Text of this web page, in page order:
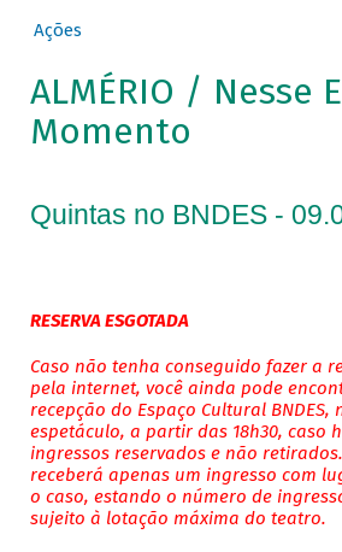
Ações
ALMÉRIO / Nesse
Momento
Quintas no BNDES -
RESERVA ESGOTADA
Caso não tenha conseguido fazer a
pela internet, você ainda pode
recepção do Espaço Cultural BNDES,
espetáculo, a partir das 18h30, caso
ingressos reservados e não
receberá apenas um ingresso com
o caso, estando o número de
sujeito à lotação máxima do teatro.